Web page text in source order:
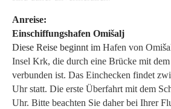
Anreise:
Einschiffungshafen Omišalj
Diese Reise beginnt im Hafen von
Insel Krk, die durch eine Brücke mit dem
verbunden ist. Das Einchecken findet
Uhr statt. Die erste Überfahrt mit dem
Uhr. Bitte beachten Sie daher bei Ihrer